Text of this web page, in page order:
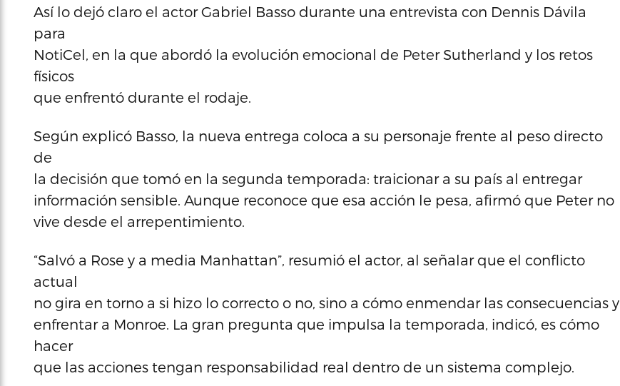
Así lo dejó claro el actor Gabriel Basso durante una entrevista con Dennis Dávila
para
NotiCel, en la que abordó la evolución emocional de Peter Sutherland y los retos
físicos
que enfrentó durante el rodaje.
Según explicó Basso, la nueva entrega coloca a su personaje frente al peso directo
de
la decisión que tomó en la segunda temporada: traicionar a su país al entregar
información sensible. Aunque reconoce que esa acción le pesa, afirmó que Peter no
vive desde el arrepentimiento.
“Salvó a Rose y a media Manhattan”, resumió el actor, al señalar que el conflicto
actual
no gira en torno a si hizo lo correcto o no, sino a cómo enmendar las consecuencias y
enfrentar a Monroe. La gran pregunta que impulsa la temporada, indicó, es cómo
hacer
que las acciones tengan responsabilidad real dentro de un sistema complejo.